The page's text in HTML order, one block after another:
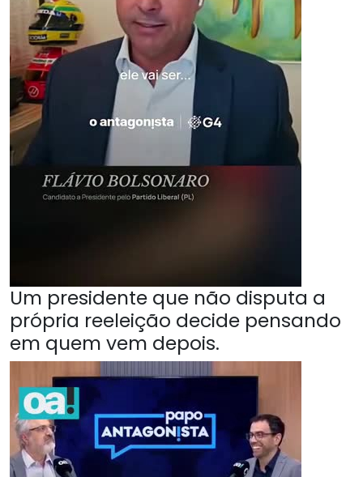
Um presidente que não disputa a
própria reeleição decide pensando
em quem vem depois.